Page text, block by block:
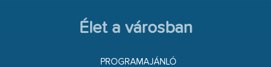
Élet a városban
PROGRAMAJÁNLÓ